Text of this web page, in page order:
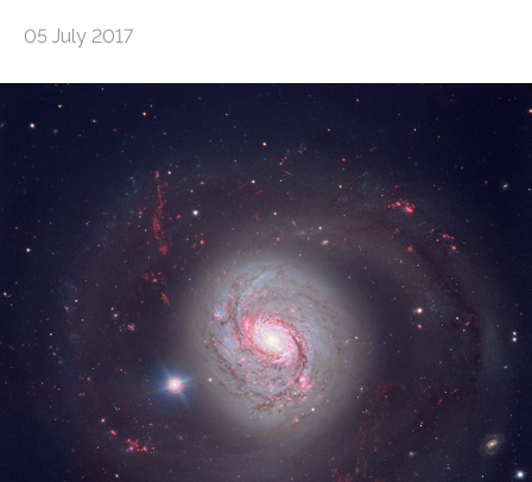
05 July 2017